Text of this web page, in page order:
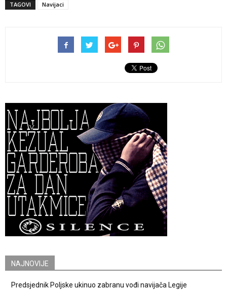
TAGOVI Navijaci
NAJNOVIJE
Predsjednik Poljske ukinuo zabranu vođi navijača Legije